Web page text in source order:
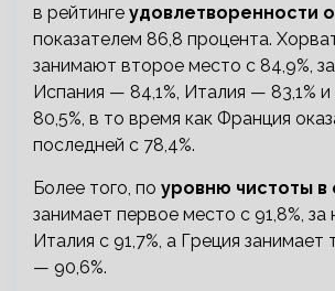
в рейтинге удовлетворенности
показателем 86,8 процента.
занимают второе место с 84,9%,
Испания — 84,1%, Италия — 83,1%
80,5%, в то время как Франция
последней с 78,4%.
Более того, по уровню чистоты в
занимает первое место с 91,8%, за
Италия с 91,7%, а Греция занимает
— 90,6%.